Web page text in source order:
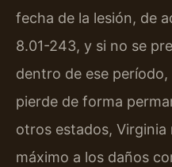
fecha de la lesión, de
8.01-243, y si no se
dentro de ese
pierde de forma
otros estados,
máximo a los daños